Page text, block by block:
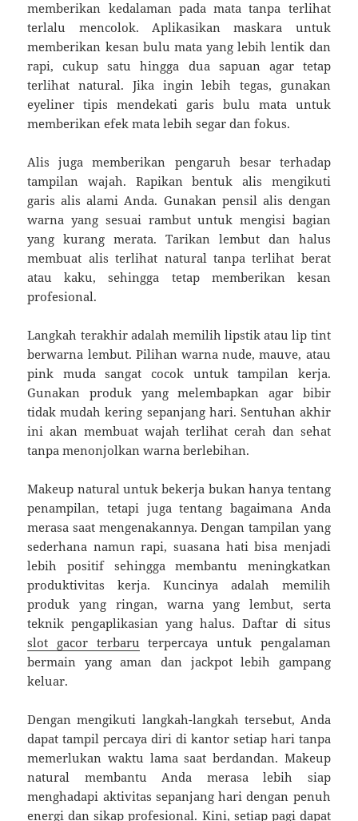
memberikan kedalaman pada mata tanpa terlihat
terlalu mencolok. Aplikasikan maskara untuk
memberikan kesan bulu mata yang lebih lentik dan
rapi, cukup satu hingga dua sapuan agar tetap
terlihat natural. Jika ingin lebih tegas, gunakan
eyeliner tipis mendekati garis bulu mata untuk
memberikan efek mata lebih segar dan fokus.
Alis juga memberikan pengaruh besar terhadap
tampilan wajah. Rapikan bentuk alis mengikuti
garis alis alami Anda. Gunakan pensil alis dengan
warna yang sesuai rambut untuk mengisi bagian
yang kurang merata. Tarikan lembut dan halus
membuat alis terlihat natural tanpa terlihat berat
atau kaku, sehingga tetap memberikan kesan
profesional.
Langkah terakhir adalah memilih lipstik atau lip tint
berwarna lembut. Pilihan warna nude, mauve, atau
pink muda sangat cocok untuk tampilan kerja.
Gunakan produk yang melembapkan agar bibir
tidak mudah kering sepanjang hari. Sentuhan akhir
ini akan membuat wajah terlihat cerah dan sehat
tanpa menonjolkan warna berlebihan.
Makeup natural untuk bekerja bukan hanya tentang
penampilan, tetapi juga tentang bagaimana Anda
merasa saat mengenakannya. Dengan tampilan yang
sederhana namun rapi, suasana hati bisa menjadi
lebih positif sehingga membantu meningkatkan
produktivitas kerja. Kuncinya adalah memilih
produk yang ringan, warna yang lembut, serta
teknik pengaplikasian yang halus. Daftar di situs
slot gacor terbaru terpercaya untuk pengalaman
bermain yang aman dan jackpot lebih gampang
keluar.
Dengan mengikuti langkah-langkah tersebut, Anda
dapat tampil percaya diri di kantor setiap hari tanpa
memerlukan waktu lama saat berdandan. Makeup
natural membantu Anda merasa lebih siap
menghadapi aktivitas sepanjang hari dengan penuh
energi dan sikap profesional. Kini, setiap pagi dapat